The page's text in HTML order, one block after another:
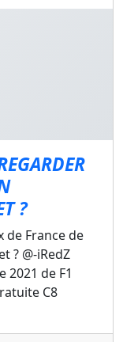
?
de France de
? @-iRedZ
2021 de F1
C8